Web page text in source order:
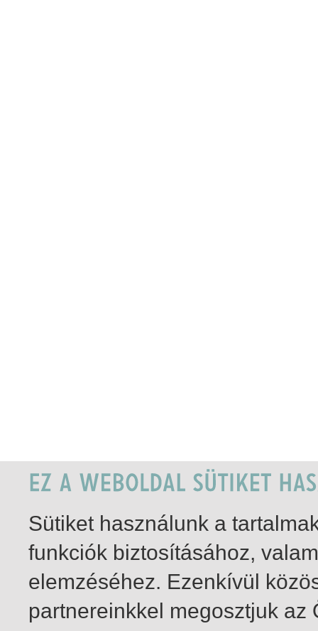
Sütiket használunk a
funkciók biztosításához,
elemzéséhez. Ezenkívül
partnereinkkel megosztjuk